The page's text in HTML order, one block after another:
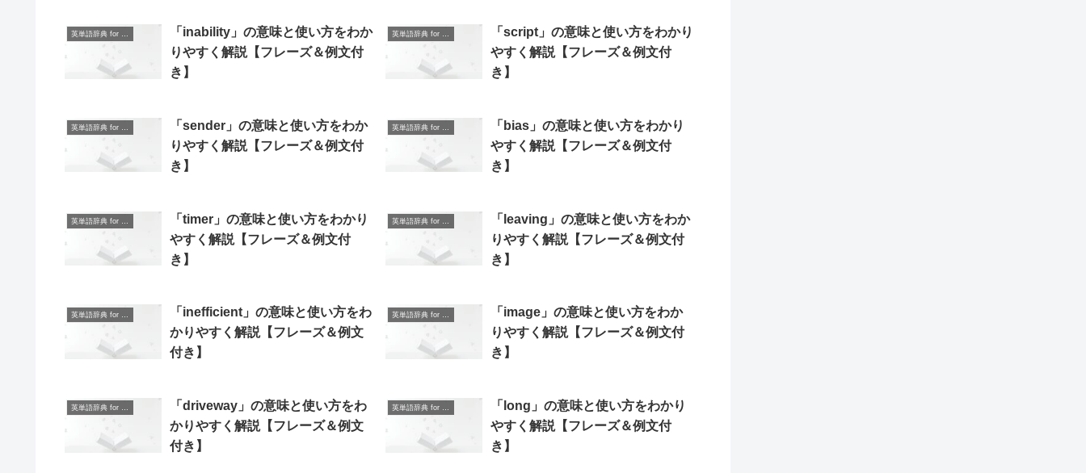
英単語辞典 for Beginners
「inability」の意味と使い方をわか
りやすく解説【フレーズ＆例文付
き】
英単語辞典 for Beginners
「script」の意味と使い方をわかり
やすく解説【フレーズ＆例文付
き】
「sender」の意味と使い方をわか
りやすく解説【フレーズ＆例文付
き】
「bias」の意味と使い方をわかり
やすく解説【フレーズ＆例文付
き】
「timer」の意味と使い方をわかり
やすく解説【フレーズ＆例文付
き】
「leaving」の意味と使い方をわか
りやすく解説【フレーズ＆例文付
き】
「inefficient」の意味と使い方をわ
かりやすく解説【フレーズ＆例文
付き】
「image」の意味と使い方をわか
りやすく解説【フレーズ＆例文付
き】
英単語辞典 for Beginners
「driveway」の意味と使い方をわ
かりやすく解説【フレーズ＆例文
付き】
英単語辞典 for Beginners
「long」の意味と使い方をわかり
やすく解説【フレーズ＆例文付
き】